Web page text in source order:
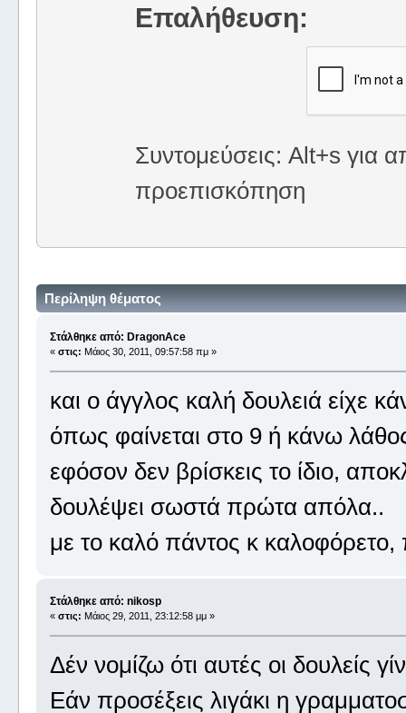
Επαλήθευση:
Συντομεύσεις: Alt+s για
προεπισκόπηση
Περίληψη θέματος
Στάλθηκε από: DragonAce
« στις: Μάιος 30, 2011, 09:57:58 πμ »
και ο άγγλος καλή δουλειά είχε
όπως φαίνεται στο 9 ή κάνω
εφόσον δεν βρίσκεις το ίδιο,
δουλέψει σωστά πρώτα απόλα..
με το καλό πάντος κ
Στάλθηκε από: nikosp
« στις: Μάιος 29, 2011, 23:12:58 μμ »
Δέν νομίζω ότι αυτές οι δουλείς
Εάν προσέξεις λιγάκι η